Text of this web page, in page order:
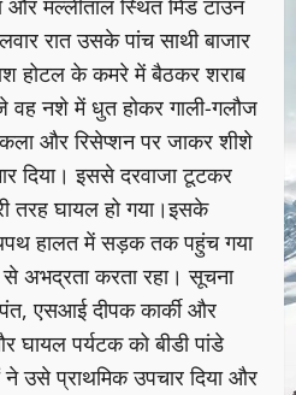
मल्लीताल स्थित मिड टाउन
रात उसके पांच साथी बाजार
होटल के कमरे में बैठकर शराब
वह नशे में धुत होकर गाली-गलौज
और रिसेप्शन पर जाकर शीशे
दिया। इससे दरवाजा टूटकर
तरह घायल हो गया।इसके
हालत में सड़क तक पहुंच गया
से अभद्रता करता रहा। सूचना
एसआई दीपक कार्की और
घायल पर्यटक को बीडी पांडे
उसे प्राथमिक उपचार दिया और